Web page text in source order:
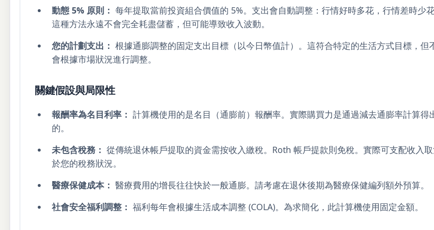
動態 5% 原則： 每年提取當前投資組合價值的 5%。支出會自動調整：行情好時多花，行情差時少
這種方法永遠不會完全耗盡儲蓄，但可能導致收入波動。
您的計劃支出： 根據通膨調整的固定支出目標（以今日幣值計）。這符合特定的生活方式目標，但
會根據市場狀況進行調整。
關鍵假設與局限性
報酬率為名目利率： 計算機使用的是名目（通膨前）報酬率。實際購買力是通過減去通膨率計算得
的。
未包含稅務： 從傳統退休帳戶提取的資金需按收入繳稅。Roth 帳戶提款則免稅。實際可支配收入
於您的稅務狀況。
醫療保健成本： 醫療費用的增長往往快於一般通膨。請考慮在退休後期為醫療保健編列額外預算。
社會安全福利調整： 福利每年會根據生活成本調整 (COLA)。為求簡化，此計算機使用固定金額。